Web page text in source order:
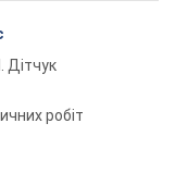
Дітчук
робіт